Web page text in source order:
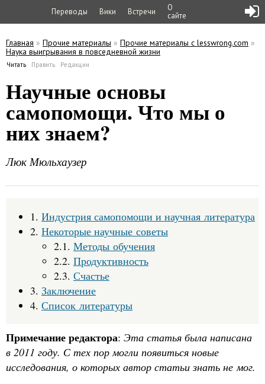
Переводы Вики Встречи
О
сайте
Вы здесь
Главная » Прочие материалы » Прочие материалы с lesswrong.com »
Наука выигрывания в повседневной жизни
Читать (активная вкладка)
Править Редакции
Научные основы
самопомощи. Что мы о
них знаем?
Люк Мюльхаузер
1. Индустрия самопомощи и научная литература
2. Некоторые научные советы
2.1. Методы обучения
2.2. Продуктивность
2.3. Счастье
3. Заключение
4. Список литературы
Примечание редактора: Эта статья была написана
в 2011 году. С тех пор могли появиться новые
исследования, о которых автор статьи знать не мог.